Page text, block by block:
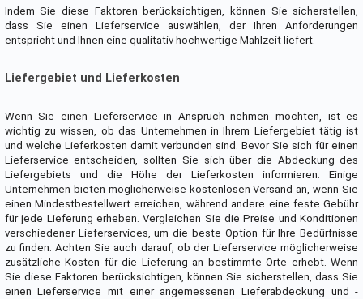
Indem Sie diese Faktoren berücksichtigen, können Sie sicherstellen,
dass Sie einen Lieferservice auswählen, der Ihren Anforderungen
entspricht und Ihnen eine qualitativ hochwertige Mahlzeit liefert.
Liefergebiet und Lieferkosten
Wenn Sie einen Lieferservice in Anspruch nehmen möchten, ist es
wichtig zu wissen, ob das Unternehmen in Ihrem Liefergebiet tätig ist
und welche Lieferkosten damit verbunden sind. Bevor Sie sich für einen
Lieferservice entscheiden, sollten Sie sich über die Abdeckung des
Liefergebiets und die Höhe der Lieferkosten informieren. Einige
Unternehmen bieten möglicherweise kostenlosen Versand an, wenn Sie
einen Mindestbestellwert erreichen, während andere eine feste Gebühr
für jede Lieferung erheben. Vergleichen Sie die Preise und Konditionen
verschiedener Lieferservices, um die beste Option für Ihre Bedürfnisse
zu finden. Achten Sie auch darauf, ob der Lieferservice möglicherweise
zusätzliche Kosten für die Lieferung an bestimmte Orte erhebt. Wenn
Sie diese Faktoren berücksichtigen, können Sie sicherstellen, dass Sie
einen Lieferservice mit einer angemessenen Lieferabdeckung und -